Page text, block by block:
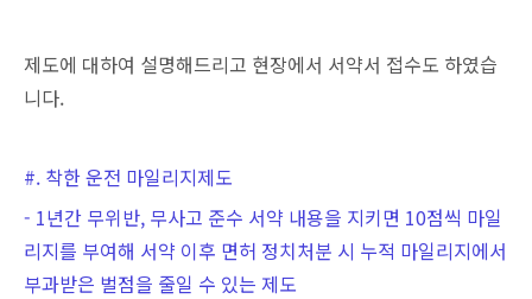
제도에 대하여 설명해드리고 현장에서 서약서 접수도 하였습
니다.
#. 착한 운전 마일리지제도
- 1년간 무위반, 무사고 준수 서약 내용을 지키면 10점씩 마일
리지를 부여해 서약 이후 면허 정치처분 시 누적 마일리지에서
부과받은 벌점을 줄일 수 있는 제도